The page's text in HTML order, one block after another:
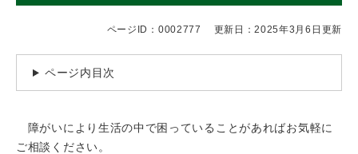
ページID：0002777 更新日：2025年3月6日更新
ページ内目次
障がいにより生活の中で困っていることがあればお気軽に
ご相談ください。